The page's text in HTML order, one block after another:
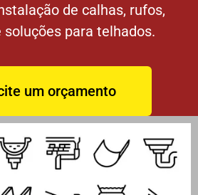
de calhas, rufos,
soluções para telhados.
um orçamento